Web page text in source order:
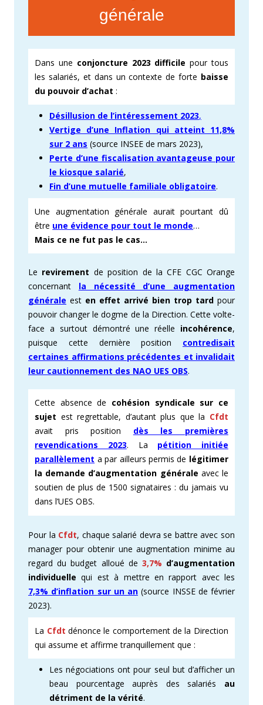
générale
Dans une conjoncture 2023 difficile pour tous
les salariés, et dans un contexte de forte baisse
du pouvoir d’achat :
Désillusion de l’intéressement 2023,
Vertige d’une Inflation qui atteint 11,8%
sur 2 ans (source INSEE de mars 2023),
Perte d’une fiscalisation avantageuse pour
le kiosque salarié,
Fin d’une mutuelle familiale obligatoire.
Une augmentation générale aurait pourtant dû
être une évidence pour tout le monde…
Mais ce ne fut pas le cas…
Le revirement de position de la CFE CGC Orange
concernant la nécessité d’une augmentation
générale est en effet arrivé bien trop tard pour
pouvoir changer le dogme de la Direction. Cette volte-
face a surtout démontré une réelle incohérence,
puisque cette dernière position contredisait
certaines affirmations précédentes et invalidait
leur cautionnement des NAO UES OBS.
Cette absence de cohésion syndicale sur ce
sujet est regrettable, d’autant plus que la Cfdt
avait pris position dès les premières
revendications 2023. La pétition initiée
parallèlement a par ailleurs permis de légitimer
la demande d’augmentation générale avec le
soutien de plus de 1500 signataires : du jamais vu
dans l’UES OBS.
Pour la Cfdt, chaque salarié devra se battre avec son
manager pour obtenir une augmentation minime au
regard du budget alloué de 3,7% d’augmentation
individuelle qui est à mettre en rapport avec les
7,3% d’inflation sur un an (source INSSE de février
2023).
La Cfdt dénonce le comportement de la Direction
qui assume et affirme tranquillement que :
Les négociations ont pour seul but d’afficher un
beau pourcentage auprès des salariés au
détriment de la vérité.